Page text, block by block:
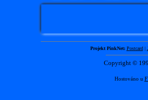
Projekt PinkNet: Postcard|
Copyright ©
Hostováno u